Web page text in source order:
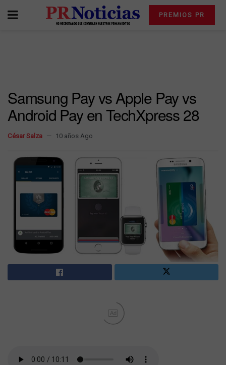
PREMIOS PR
Samsung Pay vs Apple Pay vs
Android Pay en TechXpress 28
César Salza 10 años Ago
Ad